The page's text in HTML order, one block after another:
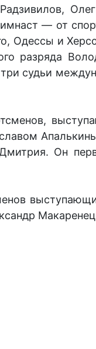
— от
Одессы и
разряда
судьи
Он